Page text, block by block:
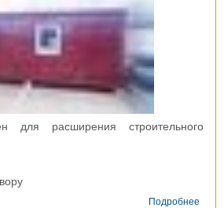
для расширения строительного
Подробнее